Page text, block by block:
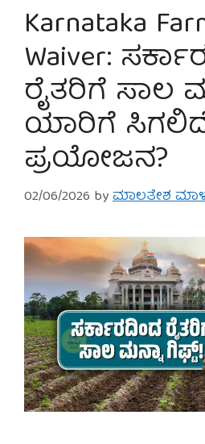
Karnataka
Waiver:
ರೈತರಿಗೆ ಸಾಲ
ಯಾರಿಗೆ
ಪ್ರಯೋಜನ?
02/06/2026 byಮಾಲತೇಶ